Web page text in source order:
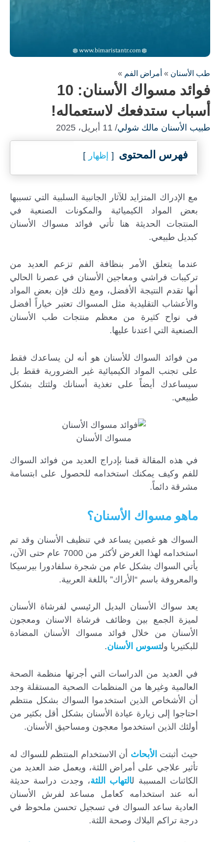
طب الأسنان » أمراض الفم »
فوائد مسواك الأسنان: 10
أسباب ستدفعك لاستعماله!
طبيب الأسنان مالك شولي/ 11 أبريل، 2025
فهرس المحتوى إظهار
مع الإدراك المتزايد للآثار الجانبية السلبية التي تسببها
بعض المواد الكيميائية والمكونات الصنعية في
المنتجات الحديثة هنا تأتي فوائد مسواك الأسنان
كبديل طبيعي.
عندما يتعلق الأمر بنظافة الفم تزعم العديد من
تركيبات فراشي ومعاجين الأسنان في عصرنا الحالي
أنها تقدم النتيجة الأفضل، ومع ذلك فإن بعض المواد
والأعشاب التقليدية مثل المسواك تعتبر خياراً أفضل
في نواح كثيرة من معظم منتجات طب الأسنان
الصنعية التي اعتدنا عليها.
من فوائد السواك للأسنان هو أنه لن يساعدك فقط
على تجنب المواد الكيميائية غير الضرورية فقط بل
سيساعدك أيضاً على تغذية أسنانك ولثتك بشكل
طبيعي.
مسواك الأسنان
في هذه المقالة قمنا بإدراج العديد من فوائد السواك
للفم وكيف يمكنك استخدامه للحصول على ابتسامة
مشرقة دائماً.
ماهو مسواك الأسنان؟
السواك هو غصين يساعد في تنظيف الأسنان وقد تم
استخدامه لهذا الغرض لأكثر من 7000 عام حتى الآن،
يأتي السواك بشكل عام من شجرة سلفادورا بيرسيكا
والمعروفة باسم “الأراك” باللغة العربية.
يعد سواك الأسنان البديل الرئيسي لفرشاة الأسنان
لميزة الجمع بين وظائف فرشاة الاسنان ومعجون
الأسنان من خلال فوائد مسواك الأسنان المضادة
للبكتيريا ولتسوس الأسنان.
في العديد من الدراسات التي أجرتها منظمة الصحة
العالمية وغيرها من المنظمات الصحية المستقلة وجد
أن الأشخاص الذين استخدموا السواك بشكل منتظم
احتاجوا إلى زيارة عيادة الأسنان بشكل أقل بكثير من
أولئك الذين استخدموا معجون ومساحيق الأسنان.
حيث أثبتت الأبحاث أن الاستخدام المنتظم للسواك له
تأثير علاجي على أمراض اللثة، ويعمل ضد العديد من
الكائنات المسببة لالتهاب اللثة، وجدت دراسة حديثة
أنه عند استخدامه كعامل مساعد لفرش الأسنان
العادية ساعد السواك في تسجيل تحسن ملحوظ في
درجة تراكم البلاك وصحة اللثة.